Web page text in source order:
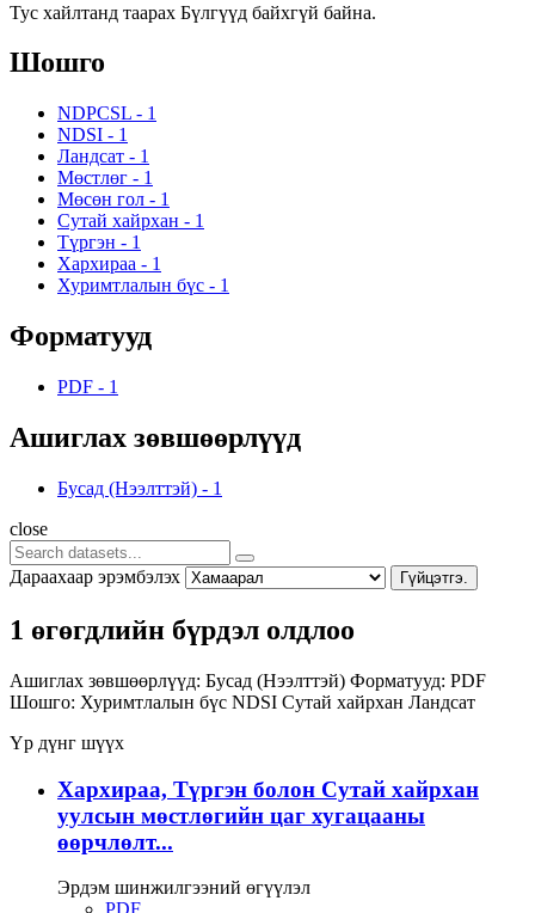
Тус хайлтанд таарах Бүлгүүд байхгүй байна.
Шошго
NDPCSL - 1
NDSI - 1
Ландсат - 1
Мөстлөг - 1
Мөсөн гол - 1
Сутай хайрхан - 1
Түргэн - 1
Хархираа - 1
Хуримтлалын бүс - 1
Форматууд
PDF - 1
Ашиглах зөвшөөрлүүд
Бусад (Нээлттэй) - 1
close
Дараахаар эрэмбэлэх Гүйцэтгэ.
1 өгөгдлийн бүрдэл олдлоо
Ашиглах зөвшөөрлүүд: Бусад (Нээлттэй) Форматууд: PDF
Шошго: Хуримтлалын бүс NDSI Сутай хайрхан Ландсат
Үр дүнг шүүх
Хархираа, Түргэн болон Сутай хайрхан
уулсын мөстлөгийн цаг хугацааны
өөрчлөлт...
Эрдэм шинжилгээний өгүүлэл